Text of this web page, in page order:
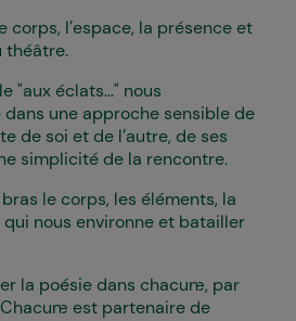
corps, l’espace, la présence et
théâtre.
"aux éclats…" nous
une approche sensible de
de soi et de l’autre, de ses
simplicité de la rencontre.
le corps, les éléments, la
nous environne et batailler
la poésie dans chacun·e, par
est partenaire de